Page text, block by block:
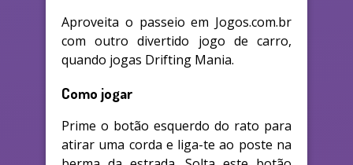
Aproveita o passeio em Jogos.com.br
com outro divertido jogo de carro,
quando jogas Drifting Mania.
Como jogar
Prime o botão esquerdo do rato para
atirar uma corda e liga-te ao poste na